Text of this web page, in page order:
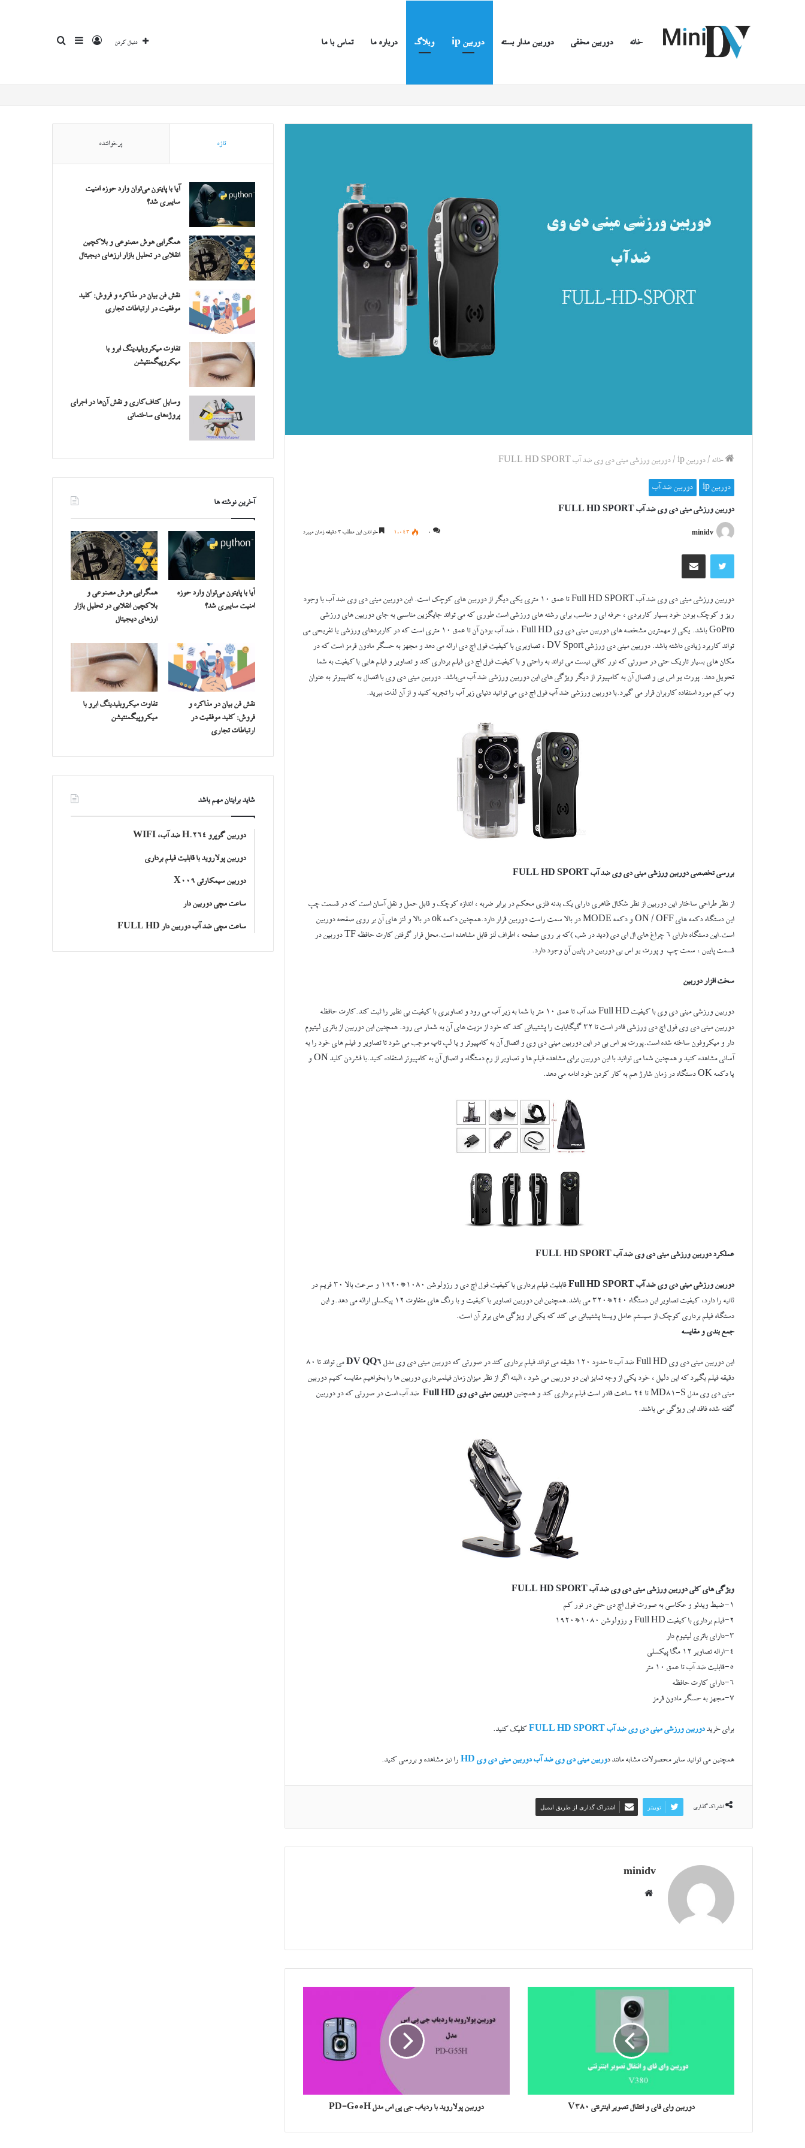
خانه دوربین مخفی دوربین مدار بسته دوربین ip وبلاگ درباره ما تماس با ما جستجو
برای
سایدبار ورود دنبال کردن
خانه /دوربین ip /دوربین ورزشی مینی دی وی ضد آب FULL HD SPORT
دوربین ip دوربین ضد آب
دوربین ورزشی مینی دی وی ضد آب FULL HD SPORT
minidv
0
1,043 خواندن این مطلب 3 دقیقه زمان میبرد
توییتر اشتراک گذاری از طریق ایمیل
دوربین ورزشی مینی دی وی ضد آب Full HD SPORT تا عمق 10 متری یکی دیگر از دوربین های کوچک است. این دوربین مینی دی وی ضد آب با وجود
ریز و کوچک بودن خود بسیار کاربردی ، حرفه ای و مناسب برای رشته های ورزشی است طوری که می تواند جایگزین مناسبی به جای دوربین های ورزشی
GoPro باشد. یکی از مهمترین مشخصه های دوربین مینی دی وی Full HD ، ضد آب بودن آن تا عمق 10 متری است که در کاربردهای ورزشی یا تفریحی می
تواند کاربرد زیادی داشته باشد. دوربین مینی دی ورزشی DV Sport ، تصاویری با کیفیت فول اچ دی ارائه می دهد و مجهز به حسگر مادون قرمز است که در
مکان های بسیار تاریک حتی در صورتی که نور کافی نیست می تواند به راحتی و با کیفیت فول اچ دی فیلم برداری کند و تصاویر و فیلم هایی با کیفیت به شما
تحویل دهد. پورت یو اس بی و اتصال آن به کامپیوتر از دیگر ویژگی های این دوربین ورزشی ضد آب می‌باشد. دوربین مینی دی وی با اتصال به کامپیوتر به عنوان
وب کم مورد استفاده کاربران قرار می گیرد.با دوربین ورزشی ضد آب فول اچ دی می توانید دنیای زیر آب را تجربه کنید و از آن لذت ببرید.
بررسی تخصصی دوربین ورزشی مینی دی وی ضد آب FULL HD SPORT
از نظر طراحی ساختار این دوربین از نظر شکال ظاهری دارای یک بدنه فلزی محکم در برابر ضربه ، اندازه کوچک و قابل حمل و نقل آسان است که در قسمت چپ
این دستگاه دکمه های ON / OFF و دکمه MODE در بالا سمت راست دوربین قرار دارد.همچنین دکمه ok در بالا و لنز های آن بر روی صفحه دوربین
است.این دستگاه دارای 6 چراغ های ال ای دی (دید در شب )که بر روی صفحه ، اطراف لنز قابل مشاهده است.محل قرار گرفتن کارت حافظه TF دوربین در
قسمت پایین ، سمت چپ و پورت یو اس بی دوربین در پایین آن وجود دارد.
سخت افزار دوربین
دوربین ورزشی مینی دی وی با کیفیت Full HD ضد آب تا عمق 10 متر با شما به زیر آب می رود و تصاویری با کیفیت بی نظیر را ثبت کند.کارت حافظه
دوربین مینی دی وی فول اچ دی ورزشی قادر است تا 32 گیگابایت را پشتیبانی کند که خود از مزیت های آن به شمار می رود. همچنین این دوربین از باتری لیتیوم
دار و میکروفون ساخته شده است.پورت یو اس بی در این دوربین مینی دی وی و اتصال آن به کامپیوتر و یا لپ تاپ موجب می شود تا تصاویر و فیلم های خود را به
آسانی مشاهده کنید و همچنین شما می توانید با این دوربین برای مشاهده فیلم ها و تصاویر از رم دستگاه و اتصال آن به کامپیوتر استفاده کنید.با فشردن کلید ON و
یا دکمه OK دستگاه در زمان شارژ هم به کار کردن خود ادامه می دهد.
عملکرد دوربین ورزشی مینی دی وی ضد آب FULL HD SPORT
دوربین ورزشی مینی دی وی ضد آب Full HD SPORT
قابلیت فیلم برداری با کیفیت فول اچ دی و رزولوشن 1080*1920 و سرعت بالا 30 فریم در
ثانیه را دارد، کیفیت تصاویر این دستگاه 240*320 می باشد.همچنین این دوربین تصاویر با کیفیت و با رنگ های متفاوت 12 پیکسلی ارائه می دهد.و این
دستگاه فیلم برداری کوچک از سیستم عامل ویستا پشتیبانی می کند که یکی ار ویژگی های برتر آن است.
جمع بندی و مقایسه
این دوربین مینی دی وی Full HD ضد آب تا حدود 120 دقیقه می تواند فیلم برداری کند در صورتی که دوربین مینی دی وی مدل DV QQ6
می تواند تا 80
دقیقه فیلم بگیرد که این دلیل ، خود یکی از وجه تمایز این دو دوربین می شود ، البته اگر از نظر میزان زمان فیلمبرداری دوربین ها را بخواهیم مقایسه کنیم دوربین
مینی دی وی مدل MD81-S تا 24 ساعت قادر است فیلم برداری کند و همچنین
دوربین مینی دی وی Full HD
ضد آب است در صورتی که دو دوربین
گفته شده فاقد این ویژگی می باشند.
ویژگی های کلی دوربین ورزشی مینی دی وی ضد آب FULL HD SPORT
1-ضبط ویدئو و عکاسی به صورت فول اچ دی حتی در نور کم
2-فیلم برداری با کیفیت Full HD و رزولوشن 1080*1920
3-دارای باتری لیتیوم دار
4-ارائه تصاویر 12 مگا پیکسلی
5-قابلیت ضد آب تا عمق 10 متر
6-دارای کارت حافظه
7-مجهز به حسگر مادون قرمز
برای خریددوربین ورزشی مینی دی وی ضد آب FULL HD SPORT کلیک کنید.
همچنین می توانید سایر محصولات مشابه مانند دوربین مینی دی وی ضد آب دوربین مینی دی وی HD را نیز مشاهده و بررسی کنید.
اشتراک گذاری توییتر اشتراک گذاری از طریق ایمیل
minidv
دوربین وای فای و انتقال تصویر اینترنتی V380 دوربین پولاروید با ردیاب جی پی اس مدل PD-G55H
تازه پرخواننده
آیا با پایتون می‌توان وارد حوزه امنیت
سایبری شد؟
همگرایی هوش مصنوعی و بلاکچین
انقلابی در تحلیل بازار ارزهای دیجیتال
نقش فن بیان در مذاکره و فروش: کلید
موفقیت در ارتباطات تجاری
تفاوت میکروبلیدینگ ابرو با
میکروپیگمنتیشن
وسایل کناف‌کاری و نقش آن‌ها در اجرای
پروژه‌های ساختمانی
آخرین نوشته ها
آیا با پایتون می‌توان وارد حوزه
امنیت سایبری شد؟
همگرایی هوش مصنوعی و
بلاکچین انقلابی در تحلیل بازار
ارزهای دیجیتال
نقش فن بیان در مذاکره و
فروش: کلید موفقیت در
ارتباطات تجاری
تفاوت میکروبلیدینگ ابرو با
میکروپیگمنتیشن
شاید برایتان مهم باشد
دوربین گوپرو H.264 ضد آب، WIFI
دوربین پولاروید با قابلیت فیلم برداری
دوربین سیمکارتی X009
ساعت مچی دوربین دار
ساعت مچی ضد آب دوربین دار FULL HD